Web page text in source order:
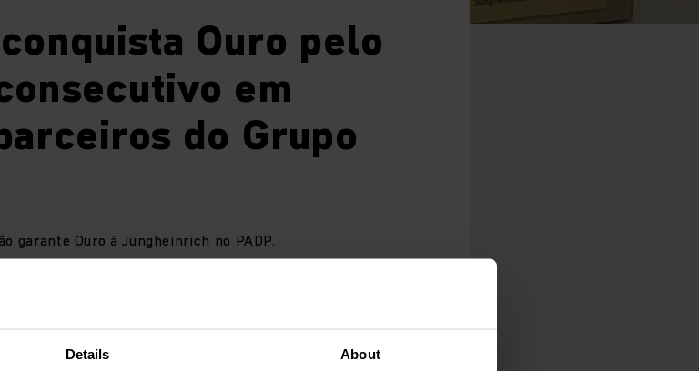
Details About
Ouro pelo
em
do Grupo
garante Ouro à Jungheinrich no PADP.
ano consecutivo, a classificação Ouro.